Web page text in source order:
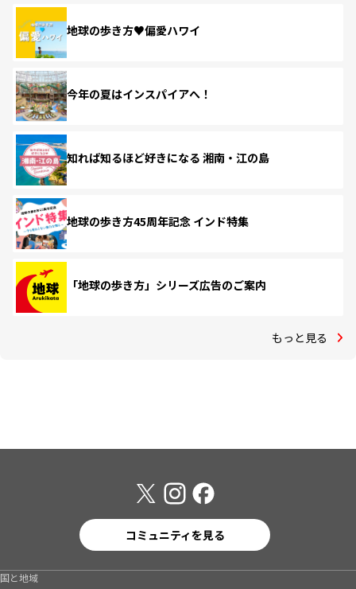
地球の歩き方♥偏愛ハワイ
今年の夏はインスパイアへ！
知れば知るほど好きになる 湘南・江の島
地球の歩き方45周年記念 インド特集
「地球の歩き方」シリーズ広告のご案内
もっと見る
コミュニティを見る
国と地域